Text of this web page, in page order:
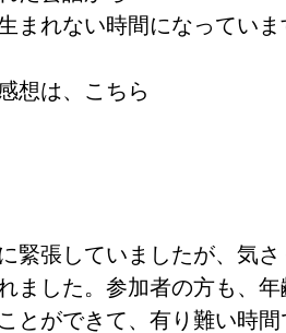
まれない時間になっていま
想は、こちら
緊張していましたが、気
ました。参加者の方も、
とができて、有り難い時